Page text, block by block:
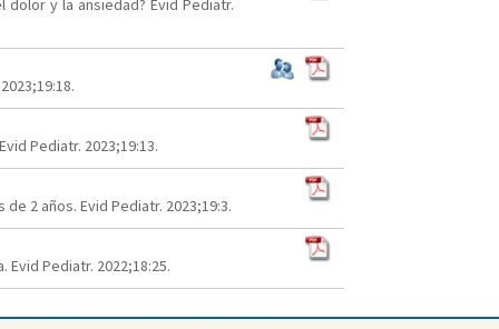
dolor y la ansiedad? Evid Pediatr.
Pediatr. 2023;19:13.
2 años. Evid Pediatr. 2023;19:3.
Pediatr. 2022;18:25.